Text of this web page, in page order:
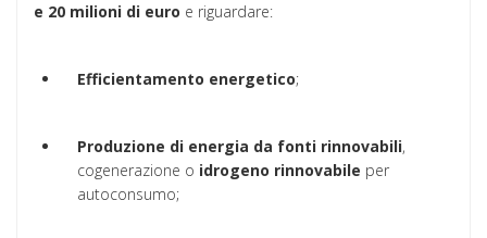
e 20 milioni di euro e riguardare:
Efficientamento energetico;
Produzione di energia da fonti rinnovabili,
cogenerazione o idrogeno rinnovabile per
autoconsumo;